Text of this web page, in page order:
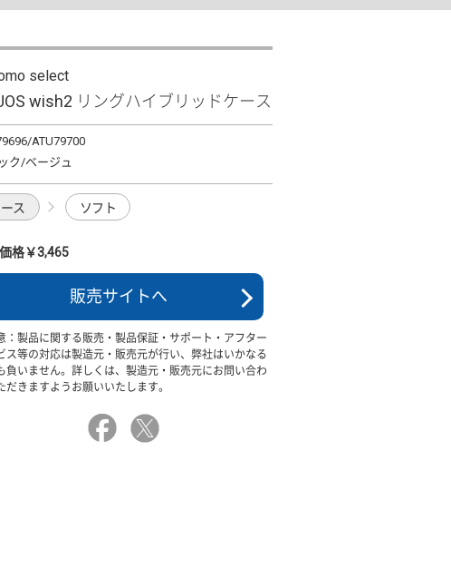
select
wish2 リングハイブリッドケース
ATU79700
ク/ベージュ
ス ソフト
格￥3,465
販売サイトへ
：製品に関する販売・製品保証・サポート・アフター
ス等の対応は製造元・販売元が行い、弊社はいかなる
負いません。詳しくは、製造元・販売元にお問い合わ
だきますようお願いいたします。